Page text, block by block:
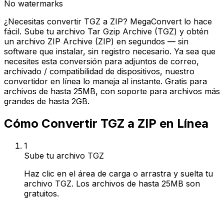
No watermarks
¿Necesitas convertir TGZ a ZIP? MegaConvert lo hace
fácil. Sube tu archivo Tar Gzip Archive (TGZ) y obtén
un archivo ZIP Archive (ZIP) en segundos — sin
software que instalar, sin registro necesario. Ya sea que
necesites esta conversión para adjuntos de correo,
archivado / compatibilidad de dispositivos, nuestro
convertidor en línea lo maneja al instante. Gratis para
archivos de hasta 25MB, con soporte para archivos más
grandes de hasta 2GB.
Cómo Convertir TGZ a ZIP en Línea
1
Sube tu archivo TGZ
Haz clic en el área de carga o arrastra y suelta tu
archivo TGZ. Los archivos de hasta 25MB son
gratuitos.